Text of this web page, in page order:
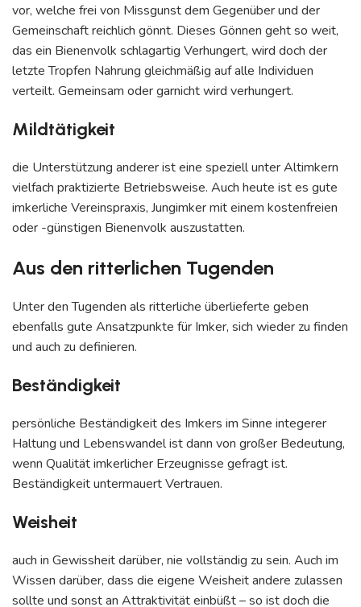
vor, welche frei von Missgunst dem Gegenüber und der
Gemeinschaft reichlich gönnt. Dieses Gönnen geht so weit,
das ein Bienenvolk schlagartig Verhungert, wird doch der
letzte Tropfen Nahrung gleichmäßig auf alle Individuen
verteilt. Gemeinsam oder garnicht wird verhungert.
Mildtätigkeit
die Unterstützung anderer ist eine speziell unter Altimkern
vielfach praktizierte Betriebsweise. Auch heute ist es gute
imkerliche Vereinspraxis, Jungimker mit einem kostenfreien
oder -günstigen Bienenvolk auszustatten.
Aus den ritterlichen Tugenden
Unter den Tugenden als ritterliche überlieferte geben
ebenfalls gute Ansatzpunkte für Imker, sich wieder zu finden
und auch zu definieren.
Beständigkeit
persönliche Beständigkeit des Imkers im Sinne integerer
Haltung und Lebenswandel ist dann von großer Bedeutung,
wenn Qualität imkerlicher Erzeugnisse gefragt ist.
Beständigkeit untermauert Vertrauen.
Weisheit
auch in Gewissheit darüber, nie vollständig zu sein. Auch im
Wissen darüber, dass die eigene Weisheit andere zulassen
sollte und sonst an Attraktivität einbüßt – so ist doch die